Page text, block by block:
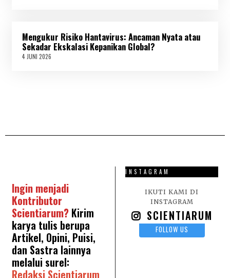
I
2
0
Mengukur Risiko Hantavirus: Ancaman Nyata atau
Sekadar Ekskalasi Kepanikan Global?
4 JUNI 2026
Ingin menjadi
Kontributor
Scientiarum? Kirim
karya tulis berupa
Artikel, Opini, Puisi,
dan Sastra lainnya
melalui surel:
Redaksi Scientiarum
INSTAGRAM
IKUTI KAMI DI
INSTAGRAM
SCIENTIARUM
FOLLOW US